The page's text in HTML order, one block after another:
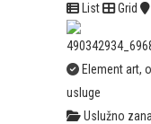
List
Grid
Element art,
usluge
Uslužno